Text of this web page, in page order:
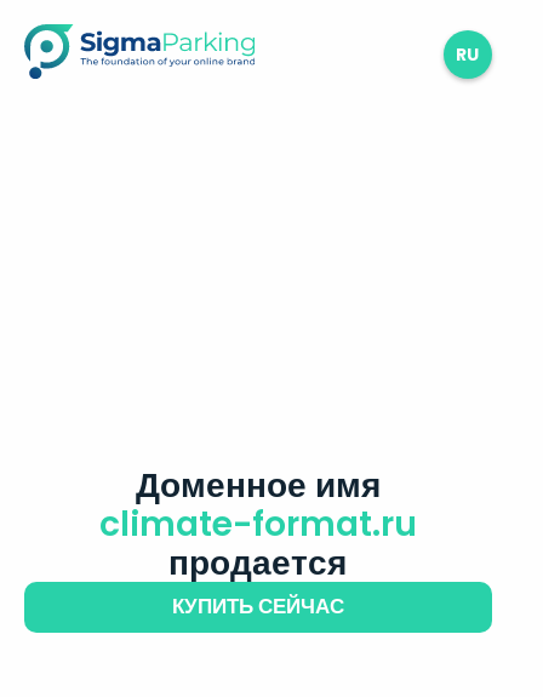
RU
Доменное имя
climate-format.ru
продается
КУПИТЬ СЕЙЧАС